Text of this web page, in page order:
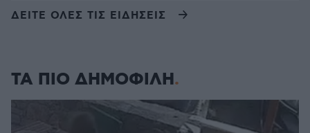
ΔΕΙΤΕ ΟΛΕΣ ΤΙΣ ΕΙΔΗΣΕΙΣ
ΤΑ ΠΙΟ ΔΗΜΟΦΙΛΗ